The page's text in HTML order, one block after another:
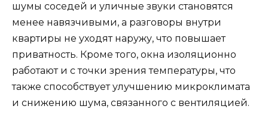
шумы соседей и уличные звуки становятся
менее навязчивыми, а разговоры внутри
квартиры не уходят наружу, что повышает
приватность. Кроме того, окна изоляционно
работают и с точки зрения температуры, что
также способствует улучшению микроклимата
и снижению шума, связанного с вентиляцией.